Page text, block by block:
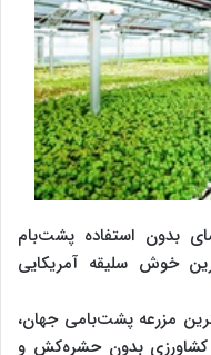
بدون استفاده پشت‌بام
خوش سلیقه‌ آمریکایی
مزرعه پشت‌بامی جهان،
میلیون فراورده کشاورزی بدون حشره‌کش و